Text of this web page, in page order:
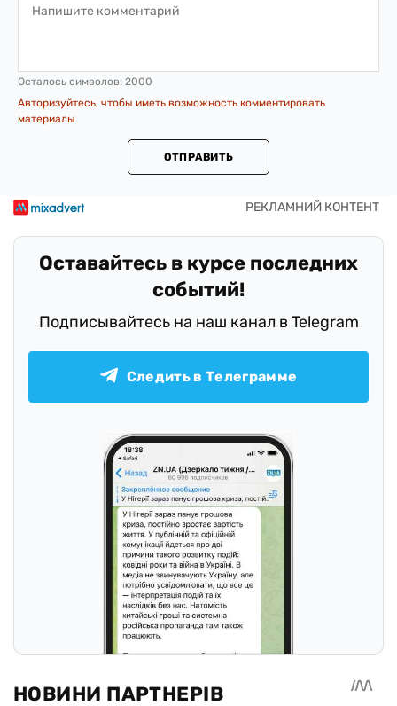
Осталось символов: 2000
Авторизуйтесь, чтобы иметь возможность комментировать
материалы
ОТПРАВИТЬ
Оставайтесь в курсе последних
событий!
Подписывайтесь на наш канал в Telegram
Следить в Телеграмме